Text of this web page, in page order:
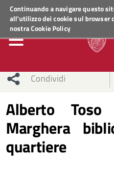
Continuando a navigare questo
all'utilizzo dei cookie sul browser
nostraCookie Policy
Regione Veneto
Condividi
Alberto Toso
Marghera
quartiere